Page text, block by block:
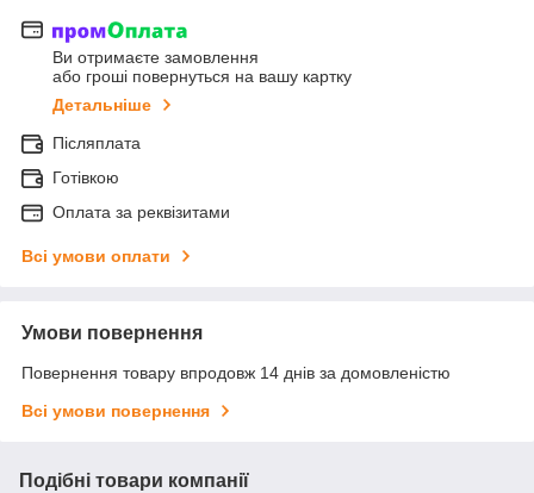
Ви отримаєте замовлення
або гроші повернуться на вашу картку
Детальніше
Післяплата
Готівкою
Оплата за реквізитами
Всі умови оплати
Умови повернення
Повернення товару впродовж 14 днів за домовленістю
Всі умови повернення
Подібні товари компанії